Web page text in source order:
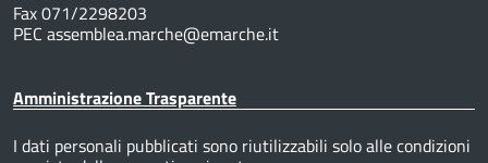
Fax 071/2298203
PEC assemblea.marche@emarche.it
Amministrazione Trasparente
I dati personali pubblicati sono riutilizzabili solo alle condizioni